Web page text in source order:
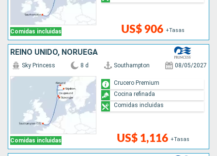
Comidas incluidas US$ 906 +Tasas
REINO UNIDO, NORUEGA
Comidas incluidas
Sky Princess 8 d Southampton 08/05/2027
US$ 1,116 +Tasas
Crucero Premium
Cocina refinada
Comidas incluidas